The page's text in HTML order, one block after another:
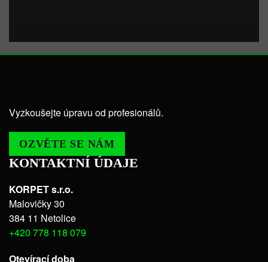
Vyzkoušejte úpravu od profesionálů.
OZVĚTE SE NÁM
KONTAKTNÍ ÚDAJE
KORPET s.r.o.
Malovičky 30
384 11 Netolice
+420 778 118 079
Otevírací doba